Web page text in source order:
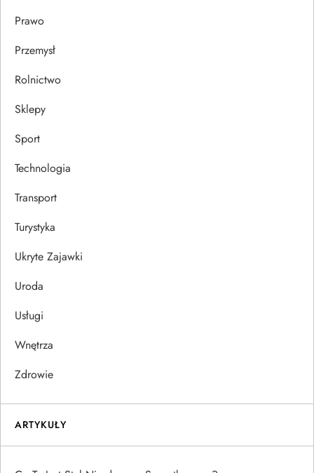
Prawo
Przemysł
Rolnictwo
Sklepy
Sport
Technologia
Transport
Turystyka
Ukryte Zajawki
Uroda
Usługi
Wnętrza
Zdrowie
ARTYKUŁY